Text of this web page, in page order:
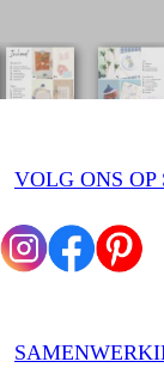
VOLG ONS